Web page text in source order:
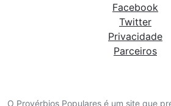
O Provérbios Populares é um site que
Facebook
Twitter
Privacidade
Parceiros